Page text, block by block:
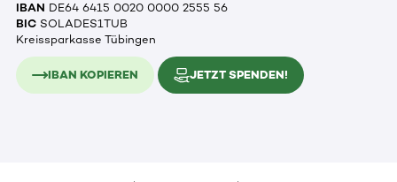
IBAN DE64 6415 0020 0000 2555 56
BIC SOLADES1TUB
Kreissparkasse Tübingen
IBAN KOPIEREN JETZT SPENDEN!